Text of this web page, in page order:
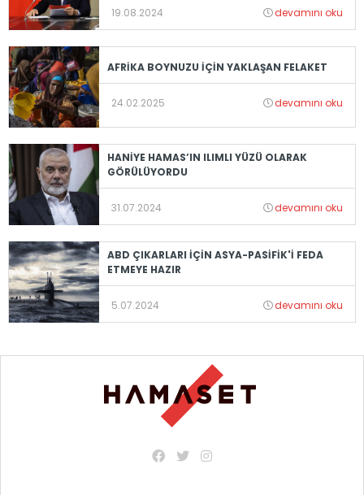
19.08.2024 devamını oku
AFRİKA BOYNUZU İÇİN YAKLAŞAN FELAKET
24.02.2025 devamını oku
HANİYE HAMAS’IN ILIMLI YÜZÜ OLARAK
GÖRÜLÜYORDU
31.07.2024 devamını oku
ABD ÇIKARLARI İÇİN ASYA-PASİFİK'İ FEDA
ETMEYE HAZIR
5.07.2024 devamını oku